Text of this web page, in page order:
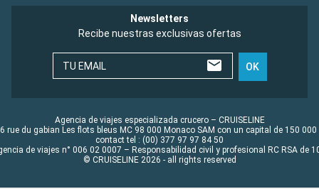
Newsletters
Recibe nuestras exclusivas ofertas
TU EMAIL OK
Agencia de viajes especializada crucero – CRUISELINE
rue du gabian Les flots bleus MC 98 000 Monaco SAM con un capital de 150 000
contact tel : (00) 377 97 97 84 50
de viajes n° 006 02 0007 – Responsabilidad civil y profesional RC RSA de
© CRUISELINE 2026 - all rights reserved